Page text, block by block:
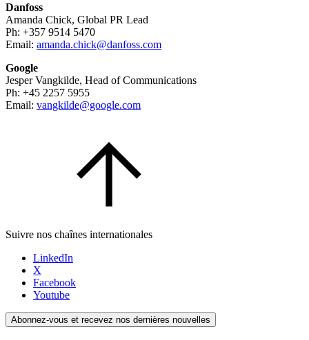
Danfoss
Amanda Chick, Global PR Lead
Ph: +357 9514 5470
Email: amanda.chick@danfoss.com
Google
Jesper Vangkilde, Head of Communications
Ph: +45 2257 5955
Email: vangkilde@google.com
Suivre nos chaînes internationales
LinkedIn
X
Facebook
Youtube
Abonnez-vous et recevez nos dernières nouvelles